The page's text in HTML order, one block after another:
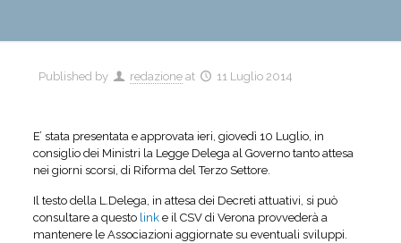
Published by redazione at 11 Luglio 2014
E’ stata presentata e approvata ieri, giovedì 10 Luglio, in
consiglio dei Ministri la Legge Delega al Governo tanto attesa
nei giorni scorsi, di Riforma del Terzo Settore.
Il testo della L.Delega, in attesa dei Decreti attuativi, si può
consultare a questo linke il CSV di Verona provvederà a
mantenere le Associazioni aggiornate su eventuali sviluppi.